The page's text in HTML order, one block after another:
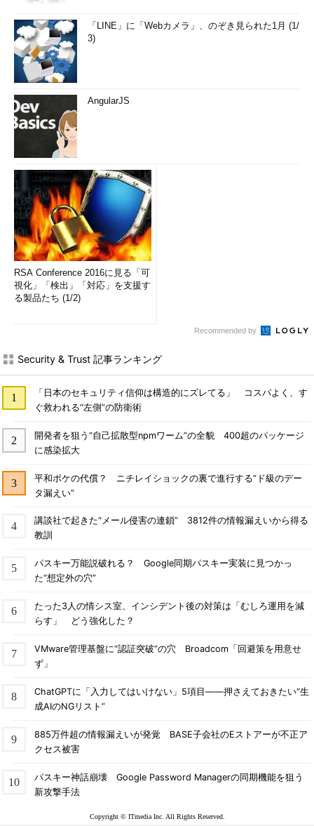
「LINE」に「Webカメラ」、のぞき見られた1月 (1/
3)
AngularJS
RSA Conference 2016に見る「可
視化」「検出」「対応」を支援す
る製品たち (1/2)
Recommended by
Security & Trust 記事ランキング
「日本のセキュリティ信仰は構造的にズレてる」 コスパよく、す
ぐ救われる“左側”の防衛術
開発者を狙う“自己拡散型npmワーム”の全貌 400超のパッケージ
に感染拡大
平和ボケの代償？ ニチレイショックの裏で進行する“ド級のデー
タ漏えい”
講談社で起きた“メール侵害の連鎖” 3812件の情報漏えいから得る
教訓
パスキー万能説破れる？ Google同期パスキー実装に見つかっ
た“想定外の穴”
たった3人の情シス室、インシデント後の対策は「むしろ運用を減
らす」 どう強化した？
VMware管理基盤に“認証突破”の穴 Broadcom「回避策を用意せ
ず」
ChatGPTに「入力してはいけない」5項目――押さえておきたい“生
成AIのNGリスト”
885万件超の情報漏えいが発覚 BASE子会社のEストアーが不正ア
クセス被害
パスキー神話崩壊 Google Password Managerの同期機能を狙う
新攻撃手法
Copyright © ITmedia Inc. All Rights Reserved.